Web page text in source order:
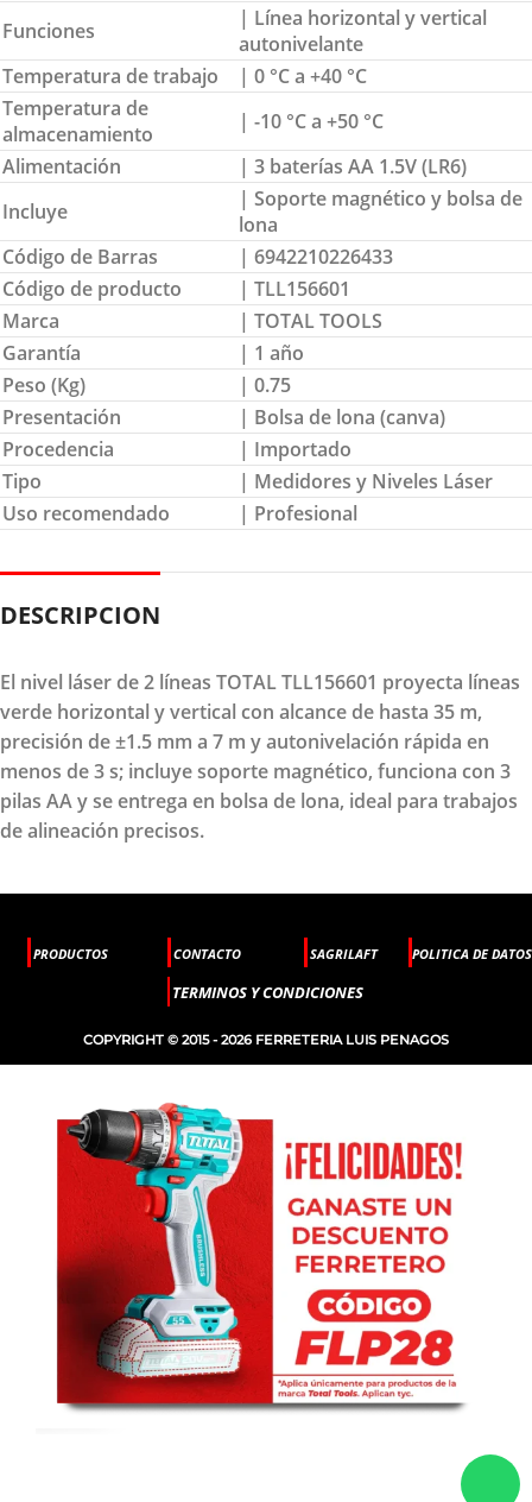
Funciones
| Línea horizontal y vertical
autonivelante
Temperatura de trabajo
| 0 °C a +40 °C
Temperatura de
almacenamiento
| -10 °C a +50 °C
Alimentación
| 3 baterías AA 1.5V (LR6)
Incluye
| Soporte magnético y bolsa de
lona
Código de Barras
| 6942210226433
Código de producto
| TLL156601
Marca
| TOTAL TOOLS
Garantía
| 1 año
Peso (Kg)
| 0.75
Presentación
| Bolsa de lona (canva)
Procedencia
| Importado
Tipo
| Medidores y Niveles Láser
Uso recomendado
| Profesional
DESCRIPCION
El nivel láser de 2 líneas TOTAL TLL156601 proyecta líneas
verde horizontal y vertical con alcance de hasta 35 m,
precisión de ±1.5 mm a 7 m y autonivelación rápida en
menos de 3 s; incluye soporte magnético, funciona con 3
pilas AA y se entrega en bolsa de lona, ideal para trabajos
de alineación precisos.
PRODUCTOS CONTACTO SAGRILAFT POLITICA DE DATOS
TERMINOS Y CONDICIONES
COPYRIGHT © 2015 - 2026 FERRETERIA LUIS PENAGOS